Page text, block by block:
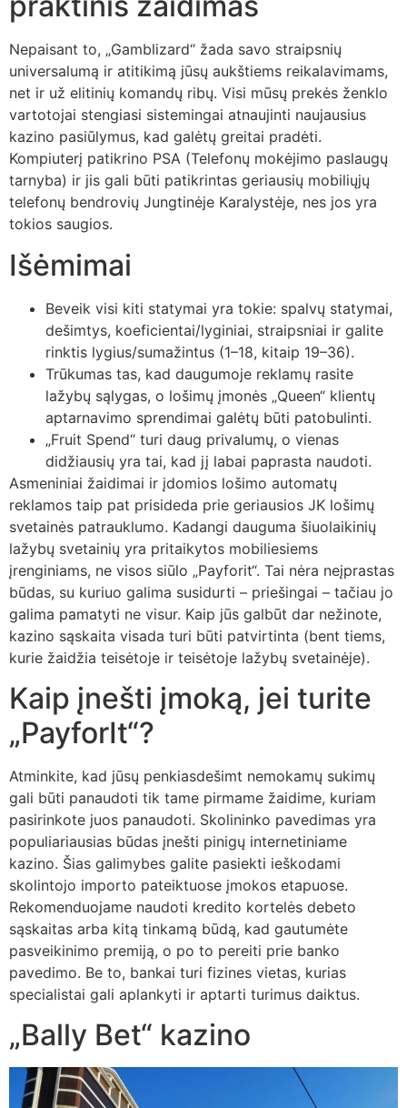
Nepaisant to, „Gamblizard“ žada savo straipsnių
universalumą ir atitikimą jūsų aukštiems reikalavimams,
net ir už elitinių komandų ribų. Visi mūsų prekės ženklo
vartotojai stengiasi sistemingai atnaujinti naujausius
kazino pasiūlymus, kad galėtų greitai pradėti.
Kompiuterį patikrino PSA (Telefonų mokėjimo paslaugų
tarnyba) ir jis gali būti patikrintas geriausių mobiliųjų
telefonų bendrovių Jungtinėje Karalystėje, nes jos yra
tokios saugios.
Išėmimai
Beveik visi kiti statymai yra tokie: spalvų statymai,
dešimtys, koeficientai/lyginiai, straipsniai ir galite
rinktis lygius/sumažintus (1–18, kitaip 19–36).
Trūkumas tas, kad daugumoje reklamų rasite
lažybų sąlygas, o lošimų įmonės „Queen“ klientų
aptarnavimo sprendimai galėtų būti patobulinti.
„Fruit Spend“ turi daug privalumų, o vienas
didžiausių yra tai, kad jį labai paprasta naudoti.
Asmeniniai žaidimai ir įdomios lošimo automatų
reklamos taip pat prisideda prie geriausios JK lošimų
svetainės patrauklumo. Kadangi dauguma šiuolaikinių
lažybų svetainių yra pritaikytos mobiliesiems
įrenginiams, ne visos siūlo „Payforit“. Tai nėra neįprastas
būdas, su kuriuo galima susidurti – priešingai – tačiau jo
galima pamatyti ne visur. Kaip jūs galbūt dar nežinote,
kazino sąskaita visada turi būti patvirtinta (bent tiems,
kurie žaidžia teisėtoje ir teisėtoje lažybų svetainėje).
Kaip įnešti įmoką, jei turite
„PayforIt“?
Atminkite, kad jūsų penkiasdešimt nemokamų sukimų
gali būti panaudoti tik tame pirmame žaidime, kuriam
pasirinkote juos panaudoti. Skolininko pavedimas yra
populiariausias būdas įnešti pinigų internetiniame
kazino. Šias galimybes galite pasiekti ieškodami
skolintojo importo pateiktuose įmokos etapuose.
Rekomenduojame naudoti kredito kortelės debeto
sąskaitas arba kitą tinkamą būdą, kad gautumėte
pasveikinimo premiją, o po to pereiti prie banko
pavedimo. Be to, bankai turi fizines vietas, kurias
specialistai gali aplankyti ir aptarti turimus daiktus.
„Bally Bet“ kazino